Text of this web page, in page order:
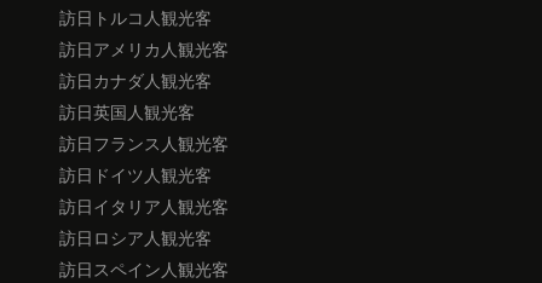
訪日トルコ人観光客
訪日アメリカ人観光客
訪日カナダ人観光客
訪日英国人観光客
訪日フランス人観光客
訪日ドイツ人観光客
訪日イタリア人観光客
訪日ロシア人観光客
訪日スペイン人観光客